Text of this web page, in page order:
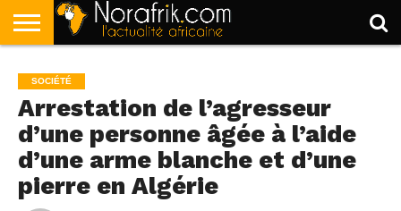
POLITIQUE
SOCIÉTÉ
ECONOMIE
SPORT
LIFESTYLE
SOCIÉTÉ
Arrestation de l’agresseur
d’une personne âgée à l’aide
d’une arme blanche et d’une
pierre en Algérie